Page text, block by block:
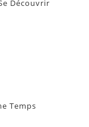
Découvrir
Temps